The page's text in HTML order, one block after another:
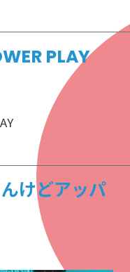
PLAY
けどアッパ